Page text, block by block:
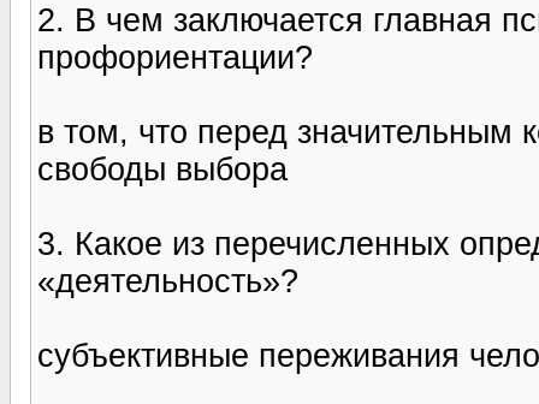
2. В чем заключается главная
профориентации?
в том, что перед значительным
свободы выбора
3. Какое из перечисленных
«деятельность»?
субъективные переживания